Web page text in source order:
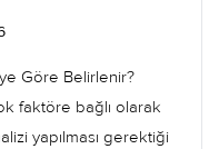
Göre Belirlenir?
faktöre bağlı olarak
yapılması gerektiği